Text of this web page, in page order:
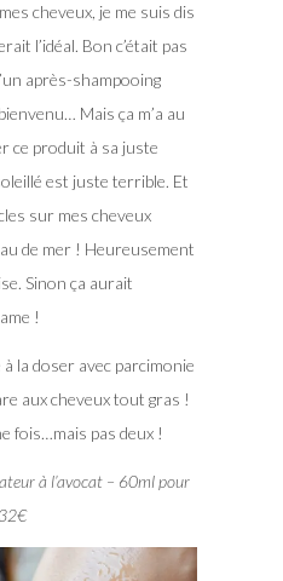
cheveux, je me suis dis
l’idéal. Bon c’était pas
après-shampooing
Mais ça m’a au
ce produit à sa juste
est juste terrible. Et
sur mes cheveux
de mer ! Heureusement
Sinon ça aurait
!
la doser avec parcimonie
aux cheveux tout gras !
fois…mais pas deux !
à l’avocat – 60ml pour
32€